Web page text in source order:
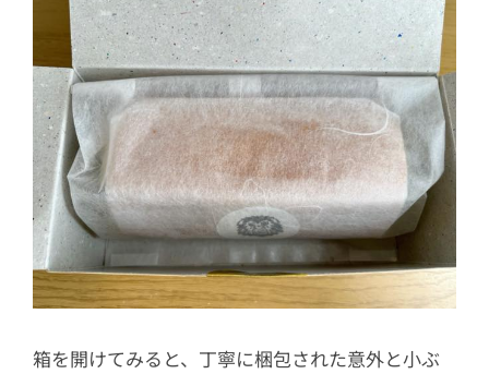
箱を開けてみると、丁寧に梱包された意外と小ぶ